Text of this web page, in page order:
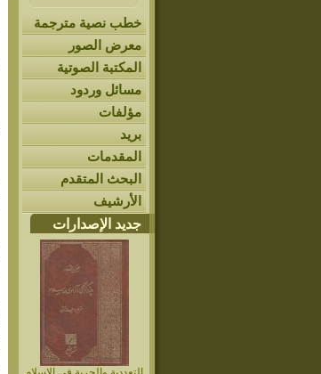
خطب نصية مترجمة
معرض الصور
المكتبة الصوتية
مسائل وردود
مؤلفات
بريد
المقدمات
البحث المتقدم
الأرشيف
جديد الإصدارات